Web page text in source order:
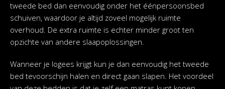
tweede bed dan eenvoudig onder het éénpersoonsbed
schuiven, waardoor je altijd zoveel mogelijk ruimte
overhoud. De extra ruimte is echter minder groot ten
opzichte van andere slaapoplossingen.
Wanneer je logees krijgt kun je dan eenvoudig het tweede
bed tevoorschijn halen en direct gaan slapen. Het voordeel